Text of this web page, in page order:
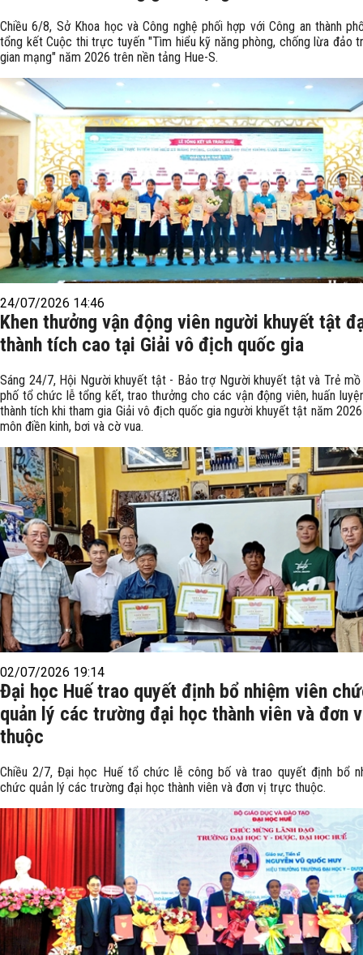
Chiều 6/8, Sở Khoa học và Công nghệ phối hợp với Công an thành
tổng kết Cuộc thi trực tuyến "Tìm hiểu kỹ năng phòng, chống lừa đảo
gian mạng" năm 2026 trên nền tảng Hue-S.
24/07/2026 14:46
Khen thưởng vận động viên người khuyết tật
thành tích cao tại Giải vô địch quốc gia
Sáng 24/7, Hội Người khuyết tật - Bảo trợ Người khuyết tật và Trẻ mồ
phố tổ chức lễ tổng kết, trao thưởng cho các vận động viên, huấn
thành tích khi tham gia Giải vô địch quốc gia người khuyết tật năm
môn điền kinh, bơi và cờ vua.
02/07/2026 19:14
Đại học Huế trao quyết định bổ nhiệm viên
quản lý các trường đại học thành viên và đơn
thuộc
Chiều 2/7, Đại học Huế tổ chức lễ công bố và trao quyết định bổ
chức quản lý các trường đại học thành viên và đơn vị trực thuộc.